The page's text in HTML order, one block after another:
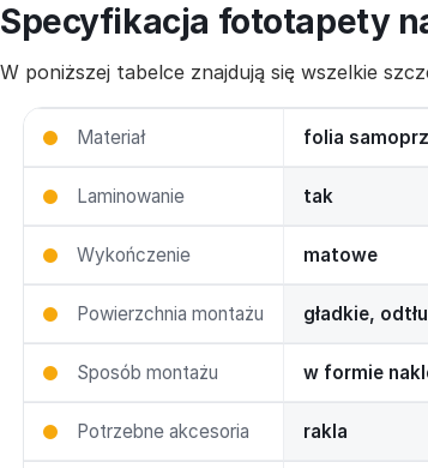
Specyfikacja fototapety
W poniższej tabelce znajdują się wszelkie
Materiał folia
Laminowanie tak
Wykończenie matowe
Powierzchnia montażu gładkie,
Sposób montażu w formie
Potrzebne akcesoria rakla